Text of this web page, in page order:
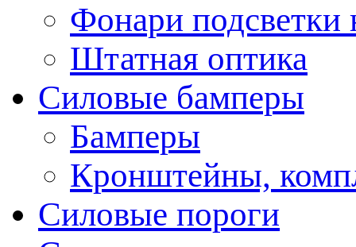
Фонари подсветки
Штатная оптика
Силовые бамперы
Бамперы
Кронштейны,
Силовые пороги